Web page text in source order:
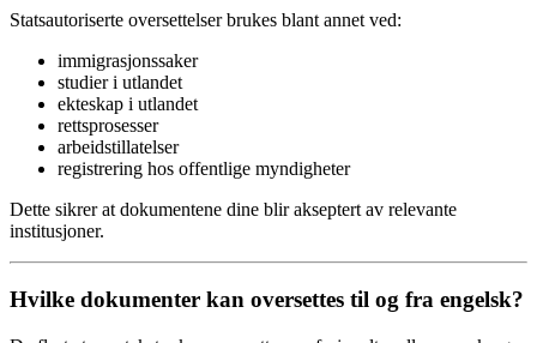
Statsautoriserte oversettelser brukes blant annet ved:
immigrasjonssaker
studier i utlandet
ekteskap i utlandet
rettsprosesser
arbeidstillatelser
registrering hos offentlige myndigheter
Dette sikrer at dokumentene dine blir akseptert av relevante
institusjoner.
Hvilke dokumenter kan oversettes til og fra engelsk?